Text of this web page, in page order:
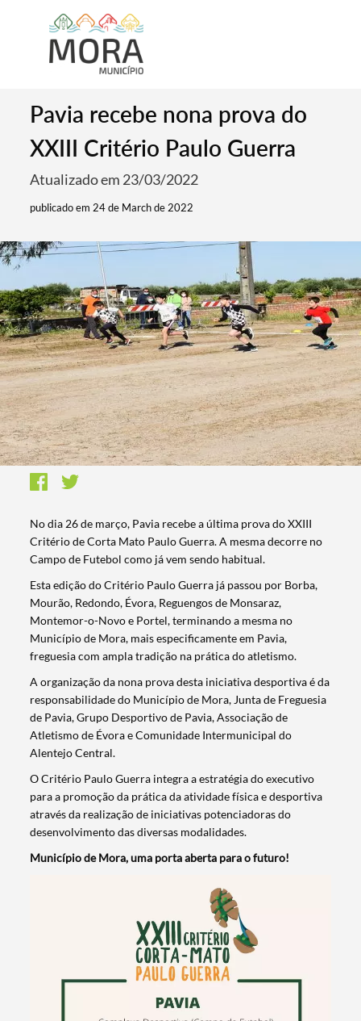
Pavia recebe nona prova do
XXIII Critério Paulo Guerra
Atualizado em 23/03/2022
publicado em 24 de March de 2022
No dia 26 de março, Pavia recebe a última prova do XXIII
Critério de Corta Mato Paulo Guerra. A mesma decorre no
Campo de Futebol como já vem sendo habitual.
Esta edição do Critério Paulo Guerra já passou por Borba,
Mourão, Redondo, Évora, Reguengos de Monsaraz,
Montemor-o-Novo e Portel, terminando a mesma no
Município de Mora, mais especificamente em Pavia,
freguesia com ampla tradição na prática do atletismo.
A organização da nona prova desta iniciativa desportiva é da
responsabilidade do Município de Mora, Junta de Freguesia
de Pavia, Grupo Desportivo de Pavia, Associação de
Atletismo de Évora e Comunidade Intermunicipal do
Alentejo Central.
O Critério Paulo Guerra integra a estratégia do executivo
para a promoção da prática da atividade física e desportiva
através da realização de iniciativas potenciadoras do
desenvolvimento das diversas modalidades.
Município de Mora, uma porta aberta para o futuro!